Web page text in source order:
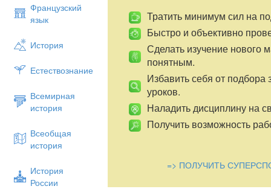
Французский
язык
История
Естествознание
Всемирная
история
Всеобщая
история
История
России
Тратить минимум сил на
Быстро и объективно
Сделать изучение нового
понятным.
Избавить себя от подбора
уроков.
Наладить дисциплину на
Получить возможность
=> ПОЛУЧИТЬ